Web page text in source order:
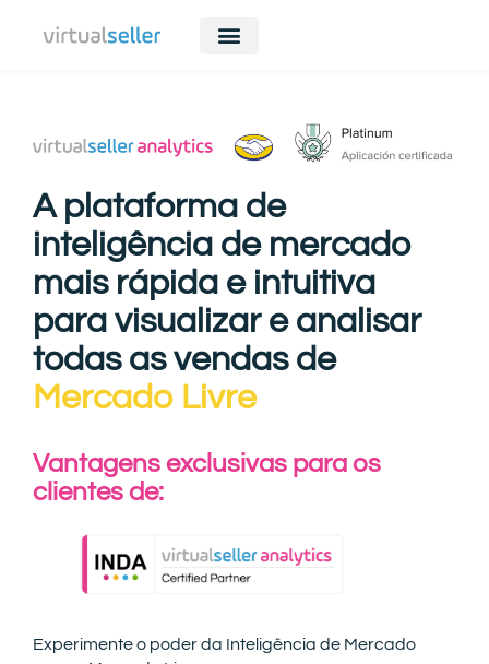
A plataforma de
inteligência de mercado
mais rápida e intuitiva
para visualizar e analisar
todas as vendas de
Mercado Livre
Vantagens exclusivas para os
clientes de:
Experimente o poder da Inteligência de Mercado